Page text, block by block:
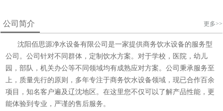
公司简介 更多>>
沈阳佰思源净水设备有限公司是一家提供商务饮水设备的服务型
公司。公司针对不同群体，定制饮水方案。对于学校，医院，幼儿
园，部队，机关办公等不同领域均有成熟应对方案。公司秉承服务至
上，质量先行的原则，多年专注于商务饮水设备领域，现已合作百余
项目，知名客户遍及辽沈地区。在这里您不仅可以了解产品性能，更
能体验到专业，严谨的售后服务。